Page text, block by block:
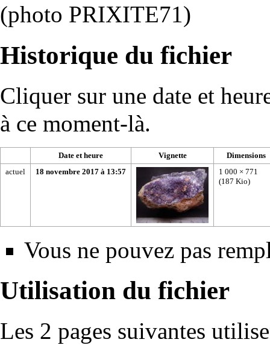
(photo PRIXITE71)
Historique du fichier
Cliquer sur une date et
à ce moment-là.
Date et heure Vignette
Dimensions
actuel
18 novembre 2017 à 13:57
1 000 × 771
(187 Kio)
Vous ne pouvez pas
Utilisation du fichier
Les 2 pages suivantes